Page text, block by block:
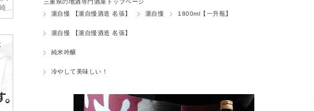
三重県の地酒専門酒屋トップページ
瀧自慢 【瀧自慢酒造 名張】
瀧自慢 1800ml【一升瓶】
瀧自慢 【瀧自慢酒造 名張】
純米吟醸
冷やして美味しい！